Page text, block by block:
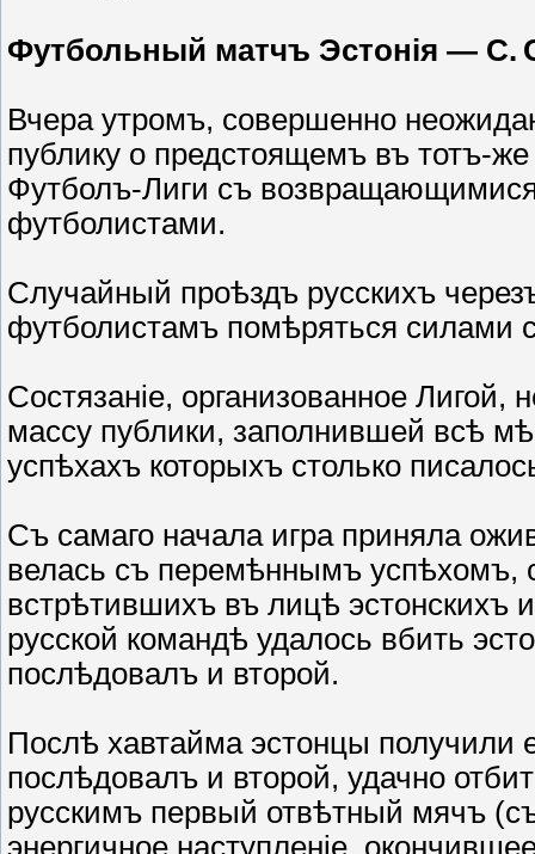
Футбольный матчъ Эстонія — С.
Вчера утромъ, совершенно
публику о предстоящемъ въ тотъ-
Футболъ-Лиги съ
футболистами.
Случайный проѣздъ русскихъ
футболистамъ помѣряться силами
Состязаніе, организованное
массу публики, заполнившей всѣ
успѣхахъ которыхъ столько
Съ самаго начала игра приняла
велась съ перемѣннымъ успѣхомъ,
встрѣтившихъ въ лицѣ эстонскихъ
русской командѣ удалось вбить
послѣдовалъ и второй.
Послѣ хавтайма эстонцы получили
послѣдовалъ и второй, удачно
русскимъ первый отвѣтный мячъ
энергичное наступленіе,